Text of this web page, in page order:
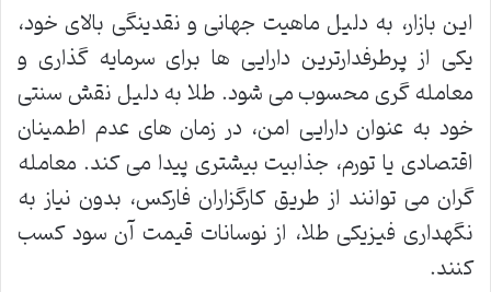
این بازار، به دلیل ماهیت جهانی و نقدینگی بالای خود،
یکی از پرطرفدارترین دارایی ها برای سرمایه گذاری و
معامله گری محسوب می شود. طلا به دلیل نقش سنتی
خود به عنوان دارایی امن، در زمان های عدم اطمینان
اقتصادی یا تورم، جذابیت بیشتری پیدا می کند. معامله
گران می توانند از طریق کارگزاران فارکس، بدون نیاز به
نگهداری فیزیکی طلا، از نوسانات قیمت آن سود کسب
کنند.